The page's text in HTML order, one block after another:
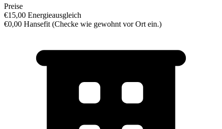
Preise
€15,00 Energieausgleich
€0,00 Hansefit (Checke wie gewohnt vor Ort ein.)